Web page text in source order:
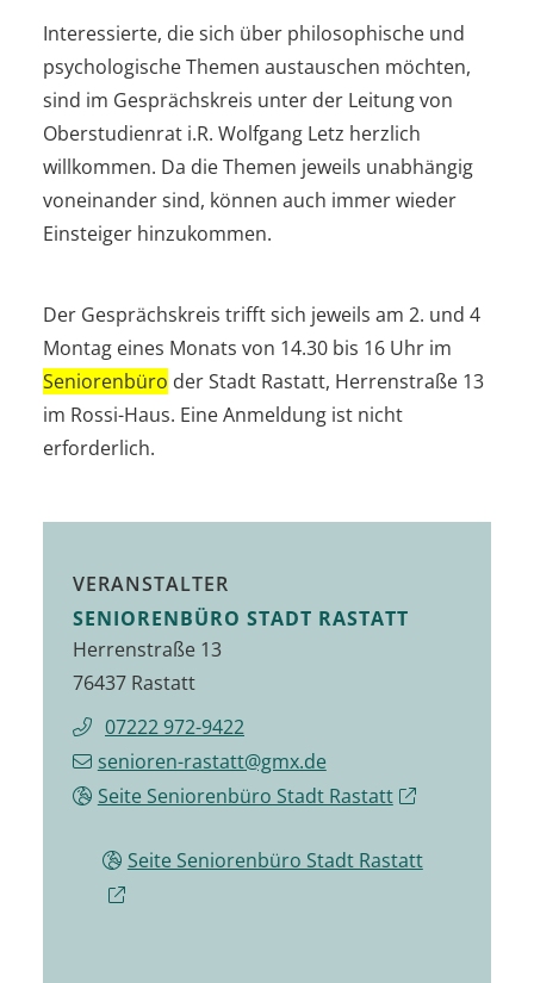
Interessierte, die sich über philosophische und
psychologische Themen austauschen möchten,
sind im Gesprächskreis unter der Leitung von
Oberstudienrat i.R. Wolfgang Letz herzlich
willkommen. Da die Themen jeweils unabhängig
voneinander sind, können auch immer wieder
Einsteiger hinzukommen.
Der Gesprächskreis trifft sich jeweils am 2. und 4
Montag eines Monats von 14.30 bis 16 Uhr im
Seniorenbüro der Stadt Rastatt, Herrenstraße 13
im Rossi-Haus. Eine Anmeldung ist nicht
erforderlich.
VERANSTALTER
SENIORENBÜRO STADT RASTATT
Herrenstraße 13
76437 Rastatt
07222 972-9422
senioren-rastatt@gmx.de
Seite Seniorenbüro Stadt Rastatt
Seite Seniorenbüro Stadt Rastatt